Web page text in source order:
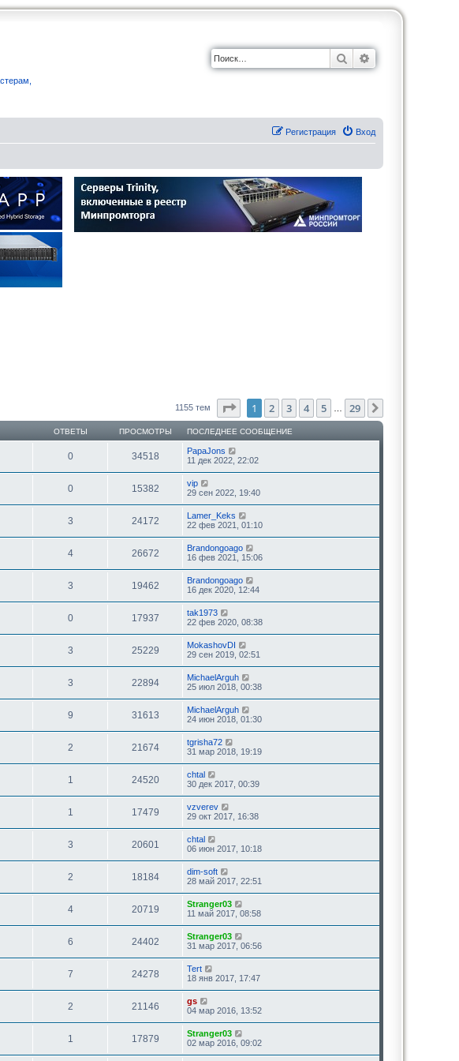
Поиск
Вход
Регистрация
1155 тем Страница1 из 29
1 2 3 4 5 29
ОТВЕТЫ ПРОСМОТРЫ ПОСЛЕДНЕЕ СООБЩЕНИЕ
0 34518
PapaJons
11 дек 2022, 22:02
0 15382
vip
29 сен 2022, 19:40
3 24172
Lamer_Keks
22 фев 2021, 01:10
4 26672
Brandongoago
16 фев 2021, 15:06
3 19462
Brandongoago
16 дек 2020, 12:44
0 17937
tak1973
22 фев 2020, 08:38
3 25229
MokashovDI
29 сен 2019, 02:51
3 22894
MichaelArguh
25 июл 2018, 00:38
9 31613
MichaelArguh
24 июн 2018, 01:30
2 21674
tgrisha72
31 мар 2018, 19:19
1 24520
chtal
30 дек 2017, 00:39
1 17479
vzverev
29 окт 2017, 16:38
3 20601
chtal
06 июн 2017, 10:18
2 18184
dim-soft
28 май 2017, 22:51
4 20719
Stranger03
11 май 2017, 08:58
6 24402
Stranger03
31 мар 2017, 06:56
7 24278
Tert
18 янв 2017, 17:47
2 21146
gs
04 мар 2016, 13:52
1 17879
Stranger03
02 мар 2016, 09:02